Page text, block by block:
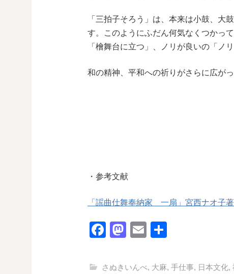
「三拍子そろう」は、本来は小鼓、大
す。このようにふだん何気なくつかっ
「檜舞台に立つ」、ノリが良いの「ノ
和の精神、平和への祈りがさらに広が
・参考文献
「謡曲仕舞奉納家 一扇」宮西ナオ子著
F
c
M
st
E
ail
さぬきいんべ, 大麻, 手仕事, 日本文化,